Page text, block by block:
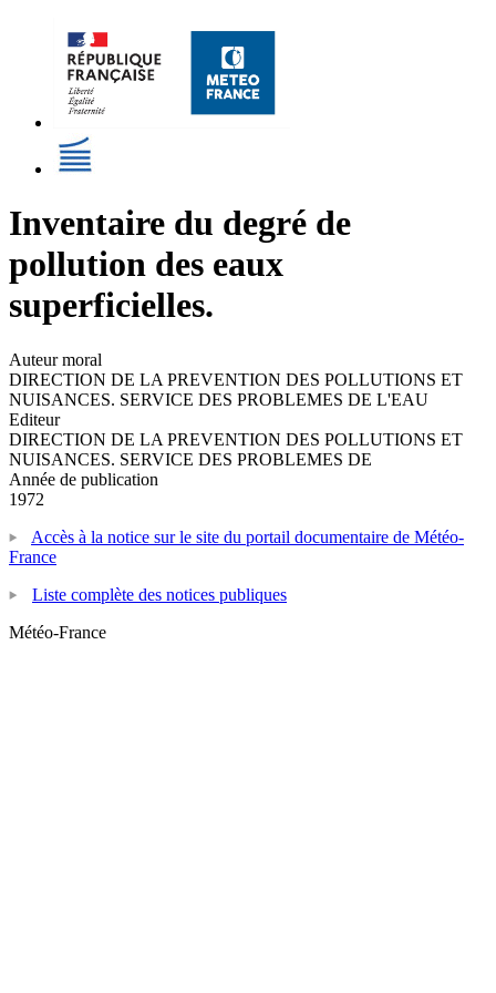
Inventaire du degré de
pollution des eaux
superficielles.
Auteur moral
DIRECTION DE LA PREVENTION DES POLLUTIONS ET
NUISANCES. SERVICE DES PROBLEMES DE L'EAU
Editeur
DIRECTION DE LA PREVENTION DES POLLUTIONS ET
NUISANCES. SERVICE DES PROBLEMES DE
Année de publication
1972
Accès à la notice sur le site du portail documentaire de Météo-
France
Liste complète des notices publiques
Météo-France